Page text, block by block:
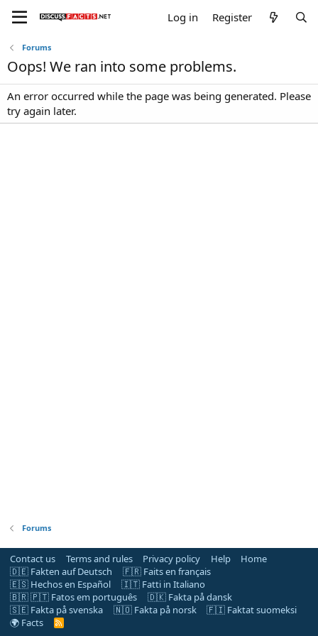
Log in Register
Forums
Oops! We ran into some problems.
An error occurred while the page was being generated. Please
try again later.
Forums
Contact us Terms and rules Privacy policy Help
Home
🇩🇪 Fakten auf Deutsch
🇫🇷 Faits en français
🇪🇸 Hechos en Español
🇮🇹 Fatti in Italiano
🇧🇷 🇵🇹 Fatos em português
🇩🇰 Fakta på dansk
🇸🇪 Fakta på svenska
🇳🇴 Fakta på norsk
🇫🇮 Faktat suomeksi
🌍 Facts
R